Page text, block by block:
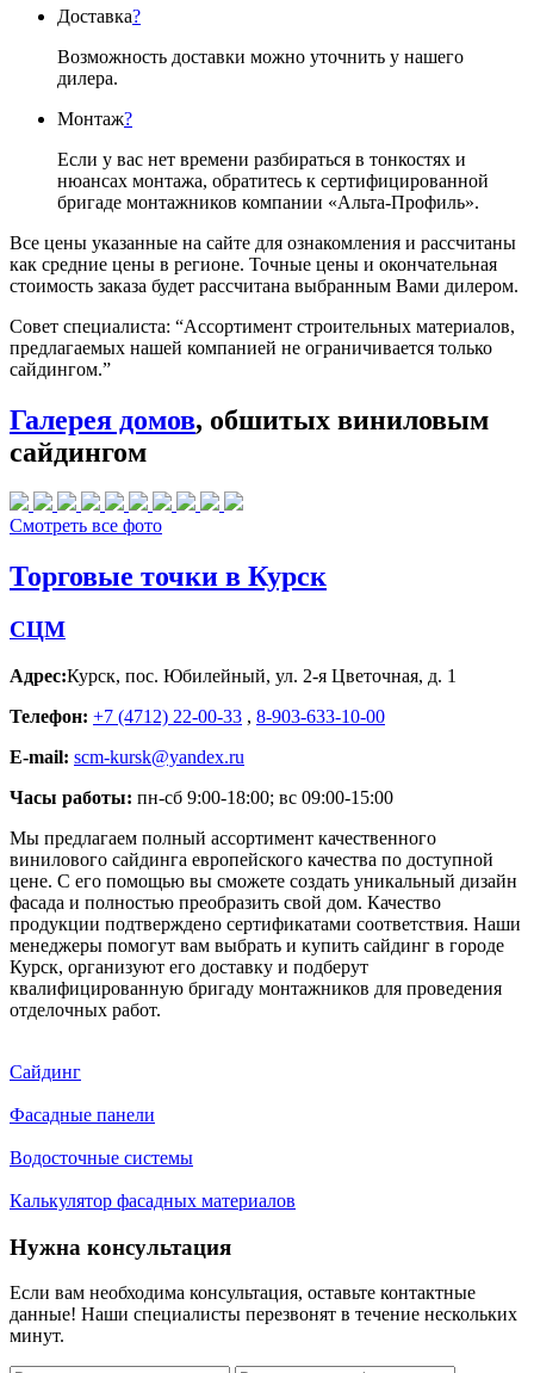
Доставка?
Возможность доставки можно уточнить у нашего
дилера.
Монтаж?
Если у вас нет времени разбираться в тонкостях и
нюансах монтажа, обратитесь к сертифицированной
бригаде монтажников компании «Альта-Профиль».
Все цены указанные на сайте для ознакомления и рассчитаны
как средние цены в регионе. Точные цены и окончательная
стоимость заказа будет рассчитана выбранным Вами дилером.
Совет специалиста: “Ассортимент строительных материалов,
предлагаемых нашей компанией не ограничивается только
сайдингом.”
Галерея домов, обшитых виниловым
сайдингом
Смотреть все фото
Торговые точки в Курск
СЦМ
Адрес:Курск, пос. Юбилейный, ул. 2-я Цветочная, д. 1
Телефон: +7 (4712) 22-00-33 , 8-903-633-10-00
E-mail: scm-kursk@yandex.ru
Часы работы: пн-сб 9:00-18:00; вс 09:00-15:00
Мы предлагаем полный ассортимент качественного
винилового сайдинга европейского качества по доступной
цене. С его помощью вы сможете создать уникальный дизайн
фасада и полностью преобразить свой дом. Качество
продукции подтверждено сертификатами соответствия. Наши
менеджеры помогут вам выбрать и купить сайдинг в городе
Курск, организуют его доставку и подберут
квалифицированную бригаду монтажников для проведения
отделочных работ.
Сайдинг
Фасадные панели
Водосточные системы
Калькулятор фасадных материалов
Нужна консультация
Если вам необходима консультация, оставьте контактные
данные! Наши специалисты перезвонят в течение нескольких
минут.